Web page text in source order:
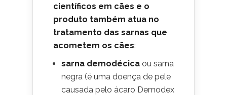
científicos em cães e o
produto também atua no
tratamento das sarnas que
acometem os cães:
sarna demodécica ou sarna
negra (é uma doença de pele
causada pelo ácaro Demodex